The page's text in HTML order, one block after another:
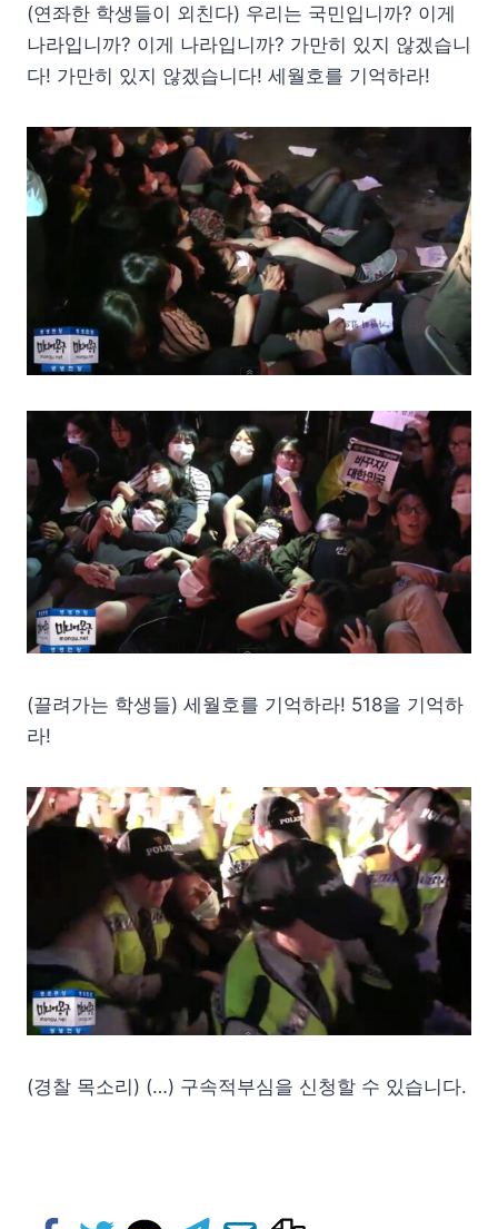
(연좌한 학생들이 외친다) 우리는 국민입니까? 이게
나라입니까? 이게 나라입니까? 가만히 있지 않겠습니
다! 가만히 있지 않겠습니다! 세월호를 기억하라!
(끌려가는 학생들) 세월호를 기억하라! 518을 기억하
라!
(경찰 목소리) (…) 구속적부심을 신청할 수 있습니다.